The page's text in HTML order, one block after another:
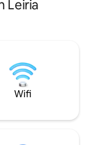
en beveiligde
gasten • Zelf inchecken met flexibele
tijden • Rustige omgeving, maar toch
centraal – in de
supermarkten en
Leiria
Wifi